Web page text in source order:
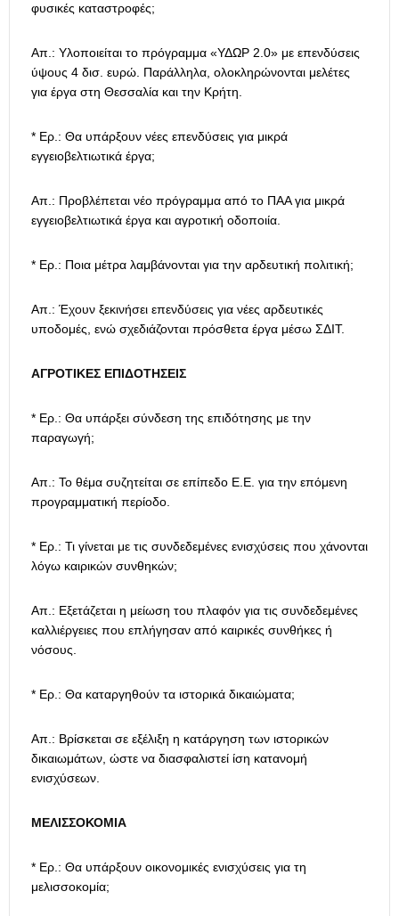
φυσικές καταστροφές;
Απ.: Υλοποιείται το πρόγραμμα «ΥΔΩΡ 2.0» με επενδύσεις
ύψους 4 δισ. ευρώ. Παράλληλα, ολοκληρώνονται μελέτες
για έργα στη Θεσσαλία και την Κρήτη.
* Ερ.: Θα υπάρξουν νέες επενδύσεις για μικρά
εγγειοβελτιωτικά έργα;
Απ.: Προβλέπεται νέο πρόγραμμα από το ΠΑΑ για μικρά
εγγειοβελτιωτικά έργα και αγροτική οδοποιία.
* Ερ.: Ποια μέτρα λαμβάνονται για την αρδευτική πολιτική;
Απ.: Έχουν ξεκινήσει επενδύσεις για νέες αρδευτικές
υποδομές, ενώ σχεδιάζονται πρόσθετα έργα μέσω ΣΔΙΤ.
ΑΓΡΟΤΙΚΕΣ ΕΠΙΔΟΤΗΣΕΙΣ
* Ερ.: Θα υπάρξει σύνδεση της επιδότησης με την
παραγωγή;
Απ.: Το θέμα συζητείται σε επίπεδο Ε.Ε. για την επόμενη
προγραμματική περίοδο.
* Ερ.: Τι γίνεται με τις συνδεδεμένες ενισχύσεις που χάνονται
λόγω καιρικών συνθηκών;
Απ.: Εξετάζεται η μείωση του πλαφόν για τις συνδεδεμένες
καλλιέργειες που επλήγησαν από καιρικές συνθήκες ή
νόσους.
* Ερ.: Θα καταργηθούν τα ιστορικά δικαιώματα;
Απ.: Βρίσκεται σε εξέλιξη η κατάργηση των ιστορικών
δικαιωμάτων, ώστε να διασφαλιστεί ίση κατανομή
ενισχύσεων.
ΜΕΛΙΣΣΟΚΟΜΙΑ
* Ερ.: Θα υπάρξουν οικονομικές ενισχύσεις για τη
μελισσοκομία;